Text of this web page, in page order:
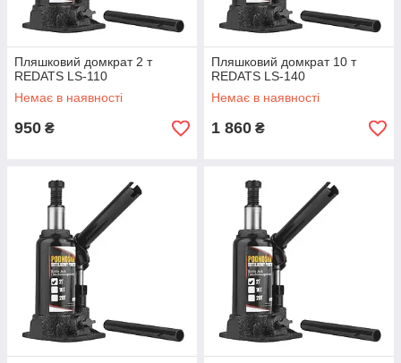
Пляшковий домкрат 2 т
REDATS LS-110
Немає в наявності
950 ₴
Пляшковий домкрат 10 т
REDATS LS-140
Немає в наявності
1 860 ₴